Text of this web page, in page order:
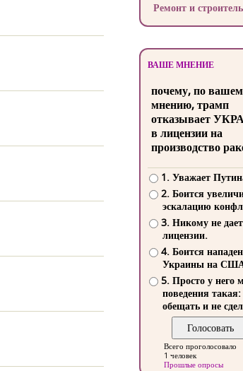
Ремонт и
ВАШЕ МНЕНИЕ
почему, по
мнению, трамп
отказывает
в лицензии на
производство
1. Уважает
2. Боится
эскалацию
3. Никому не
лицензии.
4. Боится
Украины на
5. Просто у него
поведения такая:
обещать и не
Всего проголосовало
1 человек
Прошлые опросы